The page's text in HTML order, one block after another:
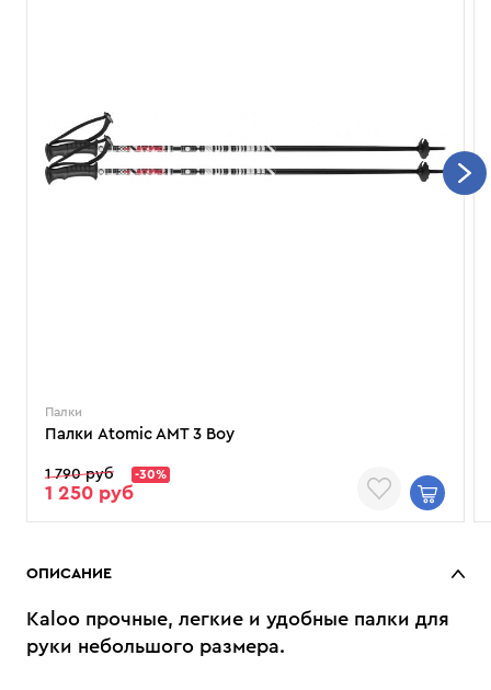
Палки
Палки Atomic AMT 3 Boy
1 790 руб -30%
1 250 руб
ОПИСАНИЕ
Kaloo прочные, легкие и удобные палки для
руки небольшого размера.